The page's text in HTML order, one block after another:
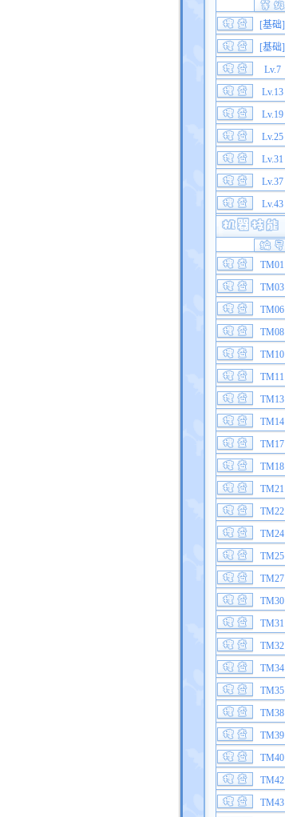
[基础]
[基础]
Lv.7
Lv.13
Lv.19
Lv.25
Lv.31
Lv.37
Lv.43
TM01
TM03
TM06
TM08
TM10
TM11
TM13
TM14
TM17
TM18
TM21
TM22
TM24
TM25
TM27
TM30
TM31
TM32
TM34
TM35
TM38
TM39
TM40
TM42
TM43